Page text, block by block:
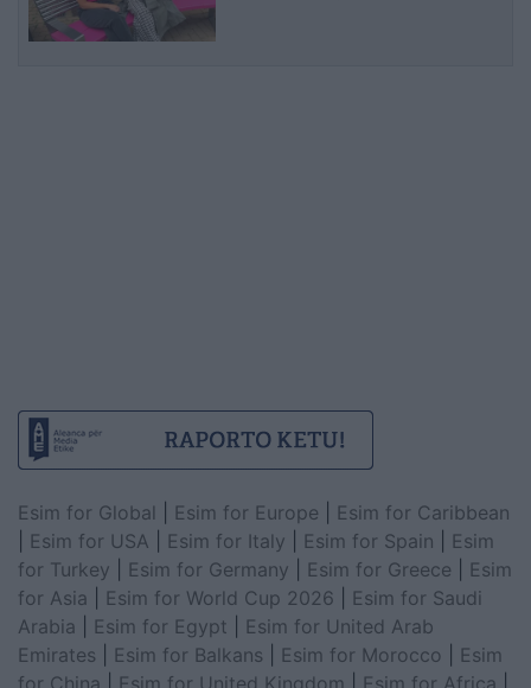
Esim for Global Esim for Europe
Esim for Caribbean
Esim for USA Esim for Italy Esim for Spain
Esim
for Turkey
Esim for Germany Esim for Greece
Esim
for Asia
Esim for World Cup 2026
Esim for Saudi
Arabia
Esim for Egypt
Esim for United Arab
Emirates
Esim for Balkans Esim for Morocco
Esim
for China
Esim for United Kingdom Esim for Africa